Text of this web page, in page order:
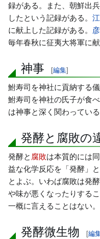
録がある。また、朝鮮出
したという記録がある。
に献上した記録がある。
毎年春秋に征夷大将軍に
神事 [編集]
鮒寿司を神社に貢納する
鮒寿司を神社の氏子が食
は神事と深く関わっている
発酵と腐敗の
発酵と 腐敗は本質的には
益な化学反応を「発酵」
とよぶ。いわば腐敗は発
や味が悪くなったりする
一概に言えることはない。
発酵微生物 [編